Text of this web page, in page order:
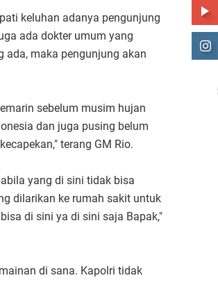
keluhan adanya pengunjung
ada dokter umum yang
ada, maka pengunjung akan
sebelum musim hujan
dan juga pusing belum
terang GM Rio.
yang di sini tidak bisa
dilarikan ke rumah sakit untuk
di sini ya di sini saja Bapak,"
di sana. Kapolri tidak